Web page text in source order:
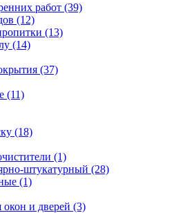
работ (39)
(12)
(13)
(14)
(37)
(11)
(18)
(1)
штукатурный (28)
(1)
и дверей (3)